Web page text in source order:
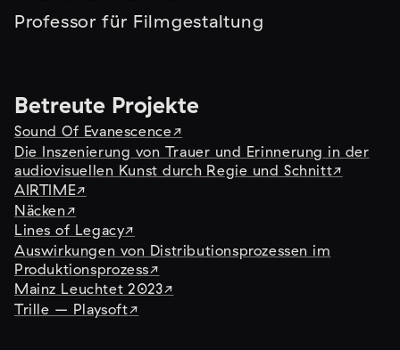
Professor für Filmgestaltung
Betreute Projekte
Sound Of Evanescence
Die Inszenierung von Trauer und Erinnerung in der
audiovisuellen Kunst durch Regie und Schnitt
AIRTIME
Näcken
Lines of Legacy
Auswirkungen von Distributionsprozessen im
Produktionsprozess
Mainz Leuchtet 2023
Trille – Playsoft